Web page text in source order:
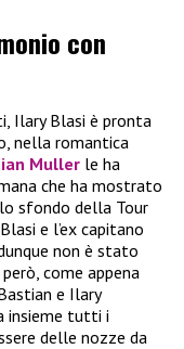
con
Ilary Blasi è pronta
nella romantica
Muller le ha
che ha mostrato
sfondo della Tour
e l’ex capitano
non è stato
come appena
e Ilary
insieme tutti i
delle nozze da